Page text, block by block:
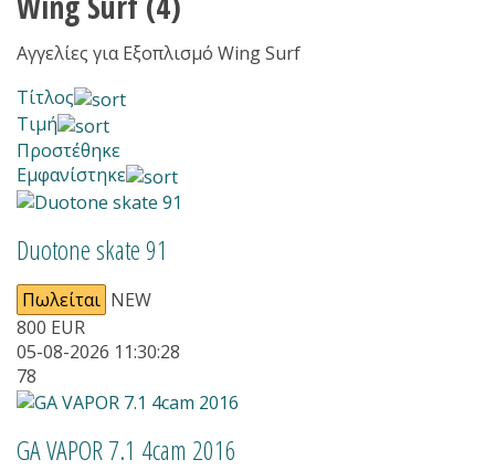
Αγγελίες για Εξοπλισμό Wing Surf
Τίτλος
Τιμή
Προστέθηκε
Εμφανίστηκε
Duotone skate 91
Πωλείται NEW
800 EUR
05-08-2026 11:30:28
78
GA VAPOR 7.1 4cam 2016